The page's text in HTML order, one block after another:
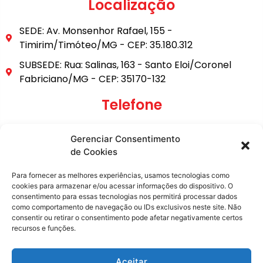
Gerenciar Consentimento
de Cookies
Para fornecer as melhores experiências, usamos tecnologias como
cookies para armazenar e/ou acessar informações do dispositivo. O
consentimento para essas tecnologias nos permitirá processar dados
como comportamento de navegação ou IDs exclusivos neste site. Não
consentir ou retirar o consentimento pode afetar negativamente certos
recursos e funções.
Localização
SEDE: Av. Monsenhor Rafael, 155 -
Timirim/Timóteo/MG - CEP: 35.180.312
SUBSEDE: Rua: Salinas, 163 - Santo Eloi/Coronel
Fabriciano/MG - CEP: 35170-132
Telefone
(31) 99795-6921
E-mail
secretaria@metasita.org.br